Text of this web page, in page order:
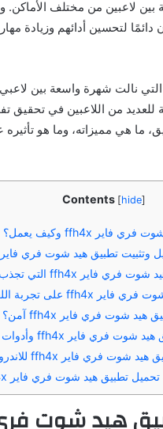
لاعبين من مختلف الأماكن.
لتحسين أدائهم وزيادة
للعديد من اللاعبين في
ما هي مميزاته، وما هو
Contents [hide]